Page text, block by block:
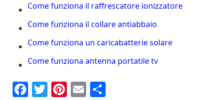
Come funziona il raffrescatore ionizzatore
Come funziona il collare antiabbaio
Come funziona un caricabatterie solare
Come funziona antenna portatile tv
Fa T Pi E